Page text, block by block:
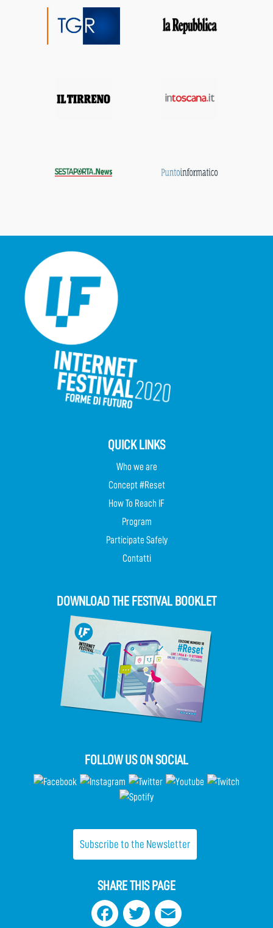
QUICK LINKS
Who we are
Concept #Reset
How To Reach IF
Program
Participate Safely
Contatti
DOWNLOAD THE FESTIVAL BOOKLET
FOLLOW US ON SOCIAL
Subscribe to the Newsletter
SHARE THIS PAGE
Facebook Twitter